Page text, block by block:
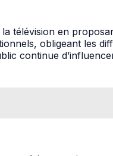
télévision en
obligeant les
continue